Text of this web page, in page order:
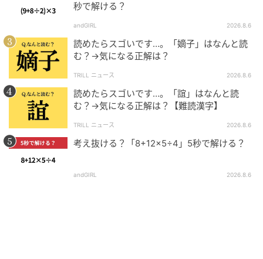
秒で解ける？
andGIRL 2026.8.6
読めたらスゴいです…。「嫡子」はなんと読
む？→気になる正解は？
TRILL ニュース 2026.8.6
読めたらスゴいです…。「誼」はなんと読
む？→気になる正解は？【難読漢字】
TRILL ニュース 2026.8.6
考え抜ける？「8+12×5÷4」5秒で解ける？
andGIRL 2026.8.6